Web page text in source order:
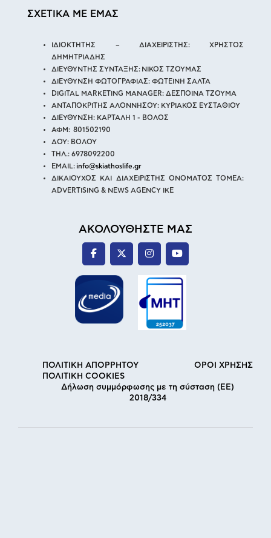
ΣΧΕΤΙΚΑ ΜΕ ΕΜΑΣ
ΙΔΙΟΚΤΗΤΗΣ – ΔΙΑΧΕΙΡΙΣΤΗΣ: ΧΡΗΣΤΟΣ
ΔΗΜΗΤΡΙΑΔΗΣ
ΔΙΕΥΘΥΝΤΗΣ ΣΥΝΤΑΞΗΣ: ΝΙΚΟΣ ΤΖΟΥΜΑΣ
ΔΙΕΥΘΥΝΣΗ ΦΩΤΟΓΡΑΦΙΑΣ: ΦΩΤΕΙΝΗ ΣΑΛΤΑ
DIGITAL MARKETING MANAGER: ΔΕΣΠΟΙΝΑ ΤΖΟΥΜΑ
ΑΝΤΑΠΟΚΡΙΤΗΣ ΑΛΟΝΝΗΣΟΥ: ΚΥΡΙΑΚΟΣ ΕΥΣΤΑΘΙΟΥ
ΔΙΕΥΘΥΝΣΗ: ΚΑΡΤΑΛΗ 1 - ΒΟΛΟΣ
ΑΦΜ: 801502190
ΔΟΥ: ΒΟΛΟΥ
ΤΗΛ.: 6978092200
EMAIL:info@skiathoslife.gr
ΔΙΚΑΙΟΥΧΟΣ ΚΑΙ ΔΙΑΧΕΙΡΙΣΤΗΣ ΟΝΟΜΑΤΟΣ ΤΟΜΕΑ:
ADVERTISING & NEWS AGENCY IKE
ΑΚΟΛΟΥΘΗΣΤΕ ΜΑΣ
ΠΟΛΙΤΙΚΗ ΑΠΟΡΡΗΤΟΥ
ΟΡΟΙ ΧΡΗΣΗΣ
ΠΟΛΙΤΙΚΗ COOKIES
Δήλωση συμμόρφωσης με τη σύσταση (ΕΕ)
2018/334